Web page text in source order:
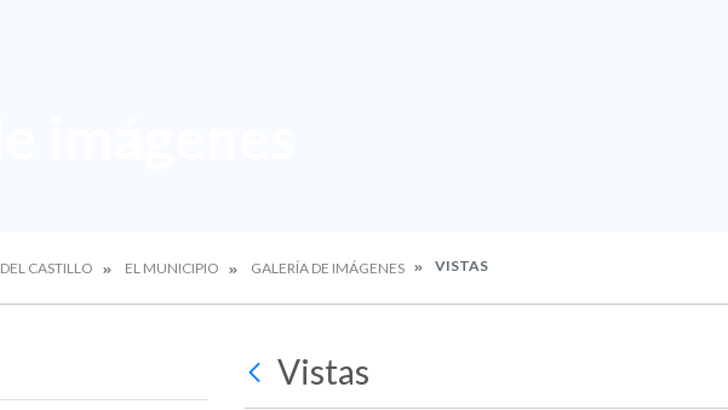
CASTILLO EL MUNICIPIO GALERÍA DE IMÁGENES VISTAS
Vistas